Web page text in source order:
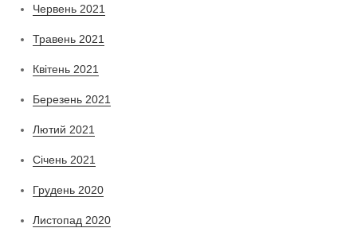
Червень 2021
Травень 2021
Квітень 2021
Березень 2021
Лютий 2021
Січень 2021
Грудень 2020
Листопад 2020